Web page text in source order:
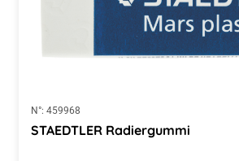
N°: 459968
STAEDTLER Radiergummi